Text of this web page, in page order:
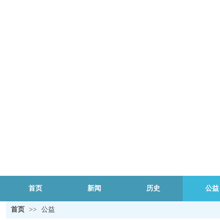
首页 新闻 历史 公益
首页 >> 公益